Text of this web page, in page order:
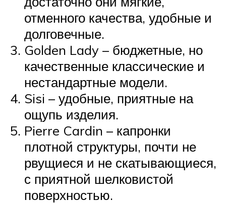
отменного качества, удобные и
долговечные.
Golden Lady – бюджетные, но
качественные классические и
нестандартные модели.
Sisi – удобные, приятные на
ощупь изделия.
Pierre Cardin – капронки
плотной структуры, почти не
рвущиеся и не скатывающиеся,
с приятной шелковистой
поверхностью.